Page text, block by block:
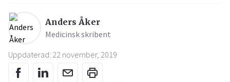
Anders Åker
Medicinsk skribent
Uppdaterad: 22 november, 2019